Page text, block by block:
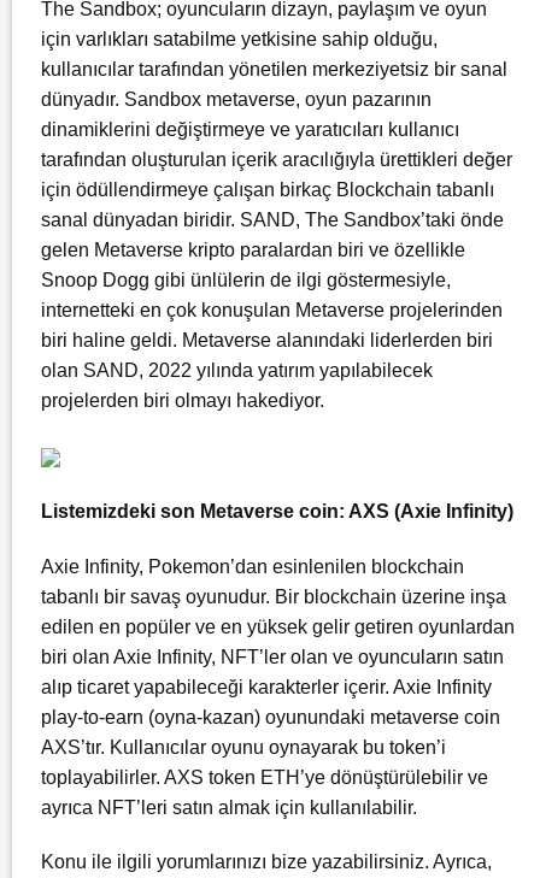
The Sandbox; oyuncuların dizayn, paylaşım ve oyun
için varlıkları satabilme yetkisine sahip olduğu,
kullanıcılar tarafından yönetilen merkeziyetsiz bir sanal
dünyadır. Sandbox metaverse, oyun pazarının
dinamiklerini değiştirmeye ve yaratıcıları kullanıcı
tarafından oluşturulan içerik aracılığıyla ürettikleri değer
için ödüllendirmeye çalışan birkaç Blockchain tabanlı
sanal dünyadan biridir. SAND, The Sandbox’taki önde
gelen Metaverse kripto paralardan biri ve özellikle
Snoop Dogg gibi ünlülerin de ilgi göstermesiyle,
internetteki en çok konuşulan Metaverse projelerinden
biri haline geldi. Metaverse alanındaki liderlerden biri
olan SAND, 2022 yılında yatırım yapılabilecek
projelerden biri olmayı hakediyor.
Listemizdeki son Metaverse coin: AXS (Axie Infinity)
Axie Infinity, Pokemon’dan esinlenilen blockchain
tabanlı bir savaş oyunudur. Bir blockchain üzerine inşa
edilen en popüler ve en yüksek gelir getiren oyunlardan
biri olan Axie Infinity, NFT’ler olan ve oyuncuların satın
alıp ticaret yapabileceği karakterler içerir. Axie Infinity
play-to-earn (oyna-kazan) oyunundaki metaverse coin
AXS’tır. Kullanıcılar oyunu oynayarak bu token’i
toplayabilirler. AXS token ETH’ye dönüştürülebilir ve
ayrıca NFT’leri satın almak için kullanılabilir.
Konu ile ilgili yorumlarınızı bize yazabilirsiniz. Ayrıca,